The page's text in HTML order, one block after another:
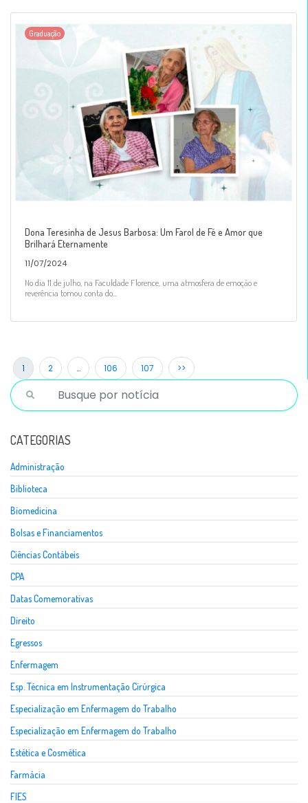
Graduação
Dona Teresinha de Jesus Barbosa: Um Farol de Fé e Amor que
Brilhará Eternamente
11/07/2024
No dia 11 de julho, na Faculdade Florence, uma atmosfera de emoção e
reverência tomou conta do...
1 2 … 106 107 >>
CATEGORIAS
Administração
Biblioteca
Biomedicina
Bolsas e Financiamentos
Ciências Contábeis
CPA
Datas Comemorativas
Direito
Egressos
Enfermagem
Esp. Técnica em Instrumentação Cirúrgica
Especialização em Enfermagem do Trabalho
Especialização em Enfermagem do Trabalho
Estética e Cosmética
Farmácia
FIES